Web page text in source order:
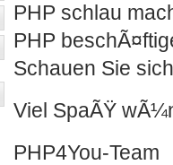
PHP schlau
PHP
Schauen Sie
Viel SpaÃŸ
PHP4You-Team